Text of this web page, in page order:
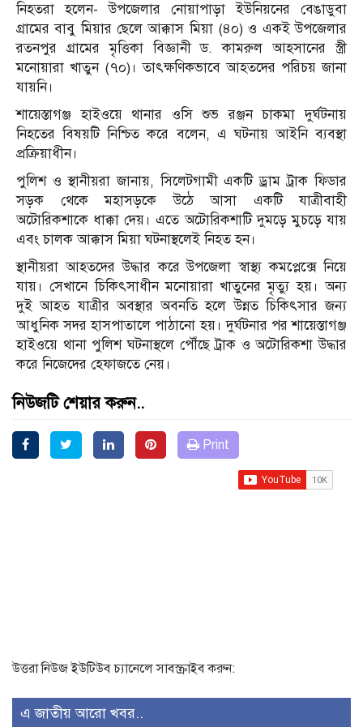
নিহতরা হলেন- উপজেলার নোয়াপাড়া ইউনিয়নের বেঙাডুবা
গ্রামের বাবু মিয়ার ছেলে আক্কাস মিয়া (৪০) ও একই উপজেলার
রতনপুর গ্রামের মৃত্তিকা বিজ্ঞানী ড. কামরুল আহসানের স্ত্রী
মনোয়ারা খাতুন (৭০)। তাৎক্ষণিকভাবে আহতদের পরিচয় জানা
যায়নি।
শায়েস্তাগঞ্জ হাইওয়ে থানার ওসি শুভ রঞ্জন চাকমা দুর্ঘটনায়
নিহতের বিষয়টি নিশ্চিত করে বলেন, এ ঘটনায় আইনি ব্যবস্থা
প্রক্রিয়াধীন।
পুলিশ ও স্থানীয়রা জানায়, সিলেটগামী একটি ড্রাম ট্রাক ফিডার
সড়ক থেকে মহাসড়কে উঠে আসা একটি যাত্রীবাহী
অটোরিকশাকে ধাক্কা দেয়। এতে অটোরিকশাটি দুমড়ে মুচড়ে যায়
এবং চালক আক্কাস মিয়া ঘটনাস্থলেই নিহত হন।
স্থানীয়রা আহতদের উদ্ধার করে উপজেলা স্বাস্থ্য কমপ্লেক্সে নিয়ে
যায়। সেখানে চিকিৎসাধীন মনোয়ারা খাতুনের মৃত্যু হয়। অন্য
দুই আহত যাত্রীর অবস্থার অবনতি হলে উন্নত চিকিৎসার জন্য
আধুনিক সদর হাসপাতালে পাঠানো হয়। দুর্ঘটনার পর শায়েস্তাগঞ্জ
হাইওয়ে থানা পুলিশ ঘটনাস্থলে পৌঁছে ট্রাক ও অটোরিকশা উদ্ধার
করে নিজেদের হেফাজতে নেয়।
নিউজটি শেয়ার করুন..
Print
উত্তরা নিউজ ইউটিউব চ্যানেলে সাবস্ক্রাইব করুন:
এ জাতীয় আরো খবর..